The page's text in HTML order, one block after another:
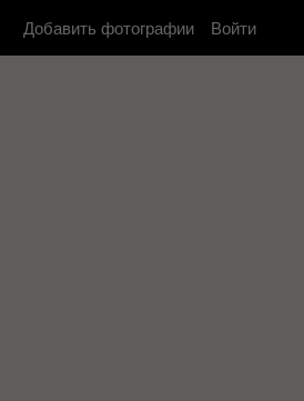
Добавить фотографии Войти